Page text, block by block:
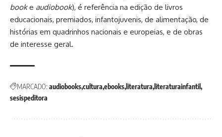
booke audiobook), é referência na edição de livros
educacionais, premiados, infantojuvenis, de alimentação, de
histórias em quadrinhos nacionais e europeias, e de obras
de interesse geral.
MARCADO: audiobookscultura ebooks literatura literaturainfantil
sesispeditora